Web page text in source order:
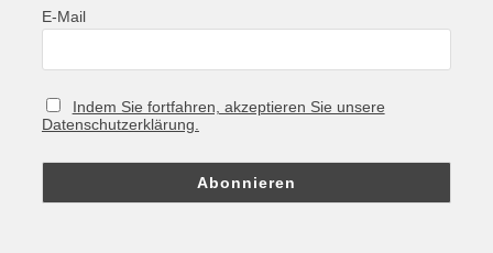
E-Mail
Indem Sie fortfahren, akzeptieren Sie unsere
Datenschutzerklärung.